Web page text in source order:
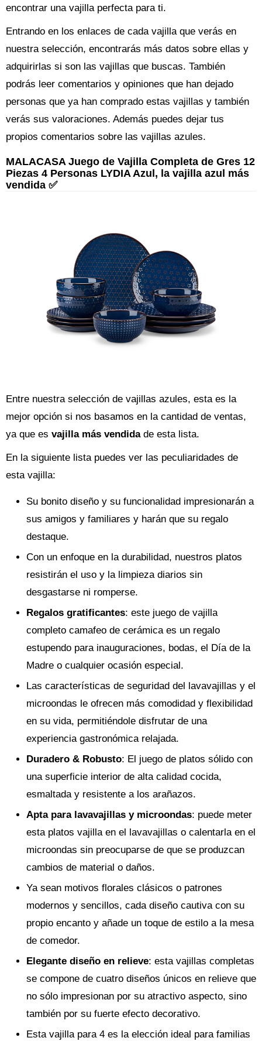
encontrar una vajilla perfecta para ti.
Entrando en los enlaces de cada vajilla que verás en
nuestra selección, encontrarás más datos sobre ellas y
adquirirlas si son las vajillas que buscas. También
podrás leer comentarios y opiniones que han dejado
personas que ya han comprado estas vajillas y también
verás sus valoraciones. Además puedes dejar tus
propios comentarios sobre las vajillas azules.
MALACASA Juego de Vajilla Completa de Gres 12
Piezas 4 Personas LYDIA Azul, la vajilla azul más
vendida ✅
Entre nuestra selección de vajillas azules, esta es la
mejor opción si nos basamos en la cantidad de ventas,
ya que es vajilla más vendidade esta lista.
En la siguiente lista puedes ver las peculiaridades de
esta vajilla:
Su bonito diseño y su funcionalidad impresionarán a
sus amigos y familiares y harán que su regalo
destaque.
Con un enfoque en la durabilidad, nuestros platos
resistirán el uso y la limpieza diarios sin
desgastarse ni romperse.
Regalos gratificantes: este juego de vajilla
completo camafeo de cerámica es un regalo
estupendo para inauguraciones, bodas, el Día de la
Madre o cualquier ocasión especial.
Las características de seguridad del lavavajillas y el
microondas le ofrecen más comodidad y flexibilidad
en su vida, permitiéndole disfrutar de una
experiencia gastronómica relajada.
Duradero & Robusto: El juego de platos sólido con
una superficie interior de alta calidad cocida,
esmaltada y resistente a los arañazos.
Apta para lavavajillas y microondas: puede meter
esta platos vajilla en el lavavajillas o calentarla en el
microondas sin preocuparse de que se produzcan
cambios de material o daños.
Ya sean motivos florales clásicos o patrones
modernos y sencillos, cada diseño cautiva con su
propio encanto y añade un toque de estilo a la mesa
de comedor.
Elegante diseño en relieve: esta vajillas completas
se compone de cuatro diseños únicos en relieve que
no sólo impresionan por su atractivo aspecto, sino
también por su fuerte efecto decorativo.
Esta vajilla para 4 es la elección ideal para familias